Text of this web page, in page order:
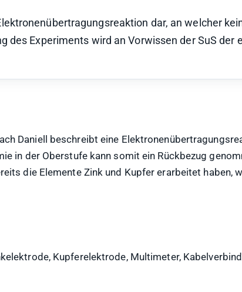
dar, an welcher
des Experiments wird an Vorwissen der SuS der
Daniell beschreibt eine
in der Oberstufe kann somit ein Rückbezug
die Elemente Zink und Kupfer erarbeitet haben,
Kupferelektrode, Multimeter,